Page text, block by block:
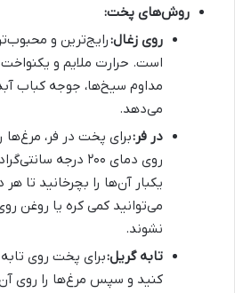
روش‌های پخت:
روی زغال:رایج‌ترین و
است. حرارت ملایم و
مداوم سیخ‌ها، جوجه کباب
می‌دهد.
در فر:برای پخت در فر،
روی دمای ۲۰۰ درجه
یکبار آن‌ها را بچرخانید تا
می‌توانید کمی کره یا روغن
نشوند.
تابه گریل:برای پخت روی
کنید و سپس مرغ‌ها را روی